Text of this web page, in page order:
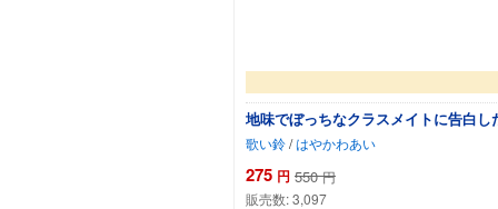
地味でぼっちなクラスメイトに告白
歌い鈴/はやかわあい
275 円 550 円
販売数:3,097